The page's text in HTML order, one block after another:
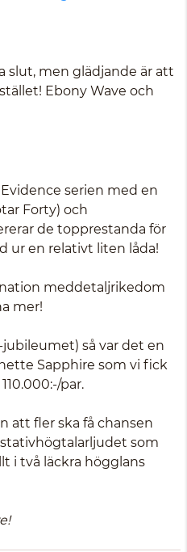
slut, men glädjande är att
Ebony Wave och
serien med en
Forty) och
de topprestanda för
ur en relativt liten låda!
meddetaljrikedom
mer!
jubileumet) så var det en
Sapphire som vi fick
par.
att fler ska få chansen
som
i två läckra högglans